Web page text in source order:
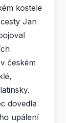
kostele
Jan
českém
dovedla
upálení